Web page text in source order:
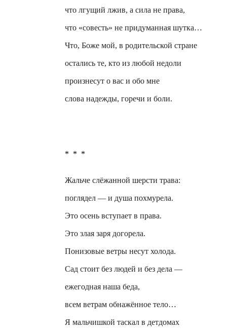
что лгущий лжив, а сила не права,
что «совесть» не придуманная шутка…
Что, Боже мой, в родительской стране
остались те, кто из любой недоли
произнесут о вас и обо мне
слова надежды, горечи и боли.
* * *
Жальчеслёжанной шерсти трава:
поглядел — и душапохмурела.
Это осень вступает в права.
Это злая заря догорела.
Понизовые ветры несут холода.
Сад стоит без людей и без дела —
ежегодная наша беда,
всем ветрам обнажённое тело…
Я мальчишкой таскал в детдомах